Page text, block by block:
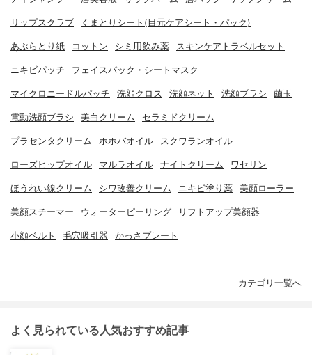
リップスクラブ くまとりシート(目元ケアシート・パック)
あぶらとり紙 コットン シミ用飲み薬 スキンケアトラベルセット
ニキビパッチ フェイスパック・シートマスク
マイクロニードルパッチ 洗顔クロス 洗顔ネット 洗顔ブラシ 繭玉
電動洗顔ブラシ 美白クリーム セラミドクリーム
プラセンタクリーム ホホバオイル スクワランオイル
ローズヒップオイル マルラオイル ナイトクリーム ワセリン
ほうれい線クリーム シワ改善クリーム ニキビ塗り薬 美顔ローラー
美顔スチーマー ウォーターピーリング リフトアップ美顔器
小顔ベルト 毛穴吸引器 かっさプレート
カテゴリ一覧へ
よく見られている人気おすすめ記事